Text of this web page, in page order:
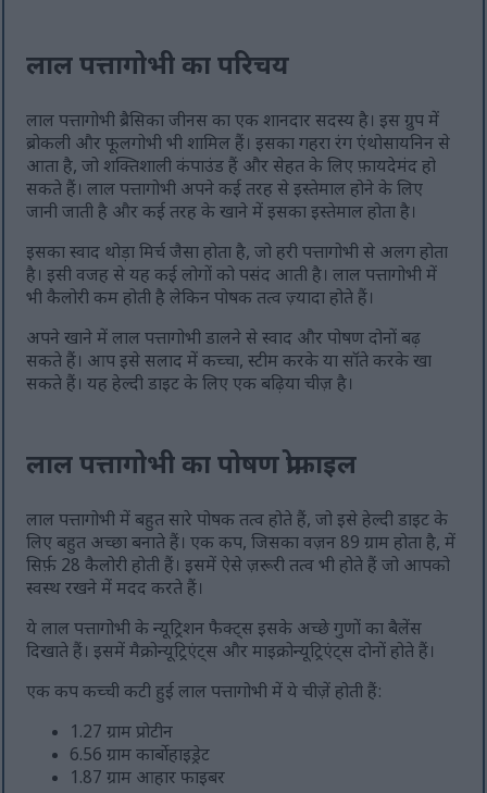
लाल पत्तागोभी का परिचय
लाल पत्तागोभी ब्रैसिका जीनस का एक शानदार सदस्य है। इस ग्रुप में
ब्रोकली और फूलगोभी भी शामिल हैं। इसका गहरा रंग एंथोसायनिन से
आता है, जो शक्तिशाली कंपाउंड हैं और सेहत के लिए फ़ायदेमंद हो
सकते हैं। लाल पत्तागोभी अपने कई तरह से इस्तेमाल होने के लिए
जानी जाती है और कई तरह के खाने में इसका इस्तेमाल होता है।
इसका स्वाद थोड़ा मिर्च जैसा होता है, जो हरी पत्तागोभी से अलग होता
है। इसी वजह से यह कई लोगों को पसंद आती है। लाल पत्तागोभी में
भी कैलोरी कम होती है लेकिन पोषक तत्व ज़्यादा होते हैं।
अपने खाने में लाल पत्तागोभी डालने से स्वाद और पोषण दोनों बढ़
सकते हैं। आप इसे सलाद में कच्चा, स्टीम करके या सॉते करके खा
सकते हैं। यह हेल्दी डाइट के लिए एक बढ़िया चीज़ है।
लाल पत्तागोभी का पोषण प्रोफ़ाइल
लाल पत्तागोभी में बहुत सारे पोषक तत्व होते हैं, जो इसे हेल्दी डाइट के
लिए बहुत अच्छा बनाते हैं। एक कप, जिसका वज़न 89 ग्राम होता है, में
सिर्फ़ 28 कैलोरी होती हैं। इसमें ऐसे ज़रूरी तत्व भी होते हैं जो आपको
स्वस्थ रखने में मदद करते हैं।
ये लाल पत्तागोभी के न्यूट्रिशन फैक्ट्स इसके अच्छे गुणों का बैलेंस
दिखाते हैं। इसमें मैक्रोन्यूट्रिएंट्स और माइक्रोन्यूट्रिएंट्स दोनों होते हैं।
एक कप कच्ची कटी हुई लाल पत्तागोभी में ये चीज़ें होती हैं:
1.27 ग्राम प्रोटीन
6.56 ग्राम कार्बोहाइड्रेट
1.87 ग्राम आहार फाइबर